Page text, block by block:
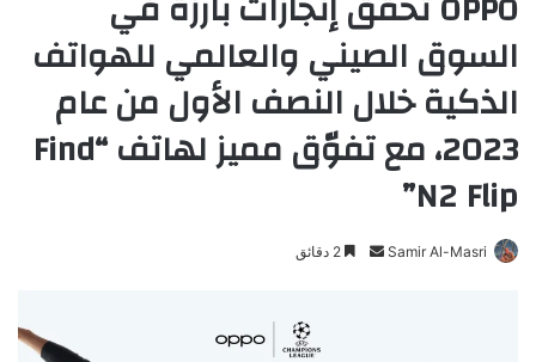
السوق الصيني والعالمي للهواتف
الذكية خلال النصف الأول من عام
2023، مع تفوّق مميز لهاتف “Find
N2 Flip”
Samir Al-Masri